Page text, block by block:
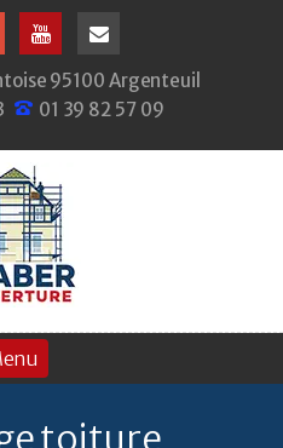
95100 Argenteuil
01 39 82 57 09
toiture